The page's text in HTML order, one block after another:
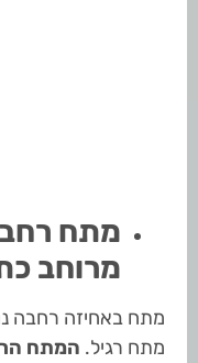
מתח רחב
מרוחב
מתח באחיזה רחבה
מתח רגיל. המתח